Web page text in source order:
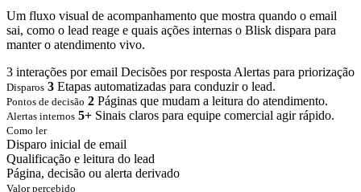
Um fluxo visual de acompanhamento que mostra quando o email
sai, como o lead reage e quais ações internas o Blisk dispara para
manter o atendimento vivo.
3 interações por email Decisões por resposta Alertas para priorização
Disparos 3 Etapas automatizadas para conduzir o lead.
Pontos de decisão 2 Páginas que mudam a leitura do atendimento.
Alertas internos 5+ Sinais claros para equipe comercial agir rápido.
Como ler
Disparo inicial de email
Qualificação e leitura do lead
Página, decisão ou alerta derivado
Valor percebido